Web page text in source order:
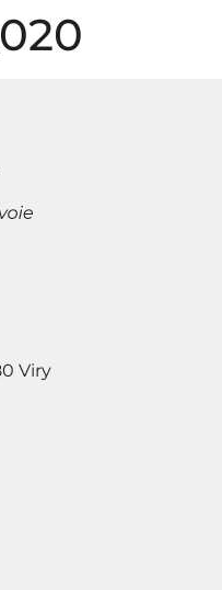
Viry